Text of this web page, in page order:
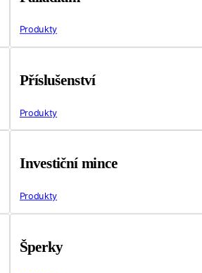
Produkty
Příslušenství
Produkty
Investiční mince
Produkty
Šperky